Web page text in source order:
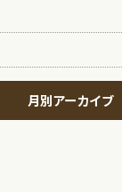
月別アーカイブ